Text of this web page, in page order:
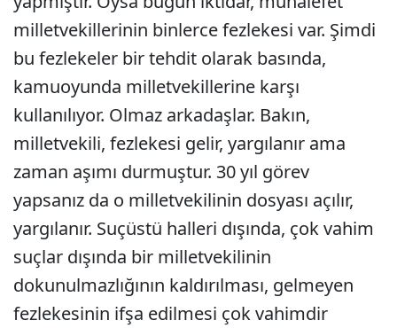
milletvekillerinin binlerce fezlekesi var. Şimdi
bu fezlekeler bir tehdit olarak basında,
kamuoyunda milletvekillerine karşı
kullanılıyor. Olmaz arkadaşlar. Bakın,
milletvekili, fezlekesi gelir, yargılanır ama
zaman aşımı durmuştur. 30 yıl görev
yapsanız da o milletvekilinin dosyası açılır,
yargılanır. Suçüstü halleri dışında, çok vahim
suçlar dışında bir milletvekilinin
dokunulmazlığının kaldırılması, gelmeyen
fezlekesinin ifşa edilmesi çok vahimdir